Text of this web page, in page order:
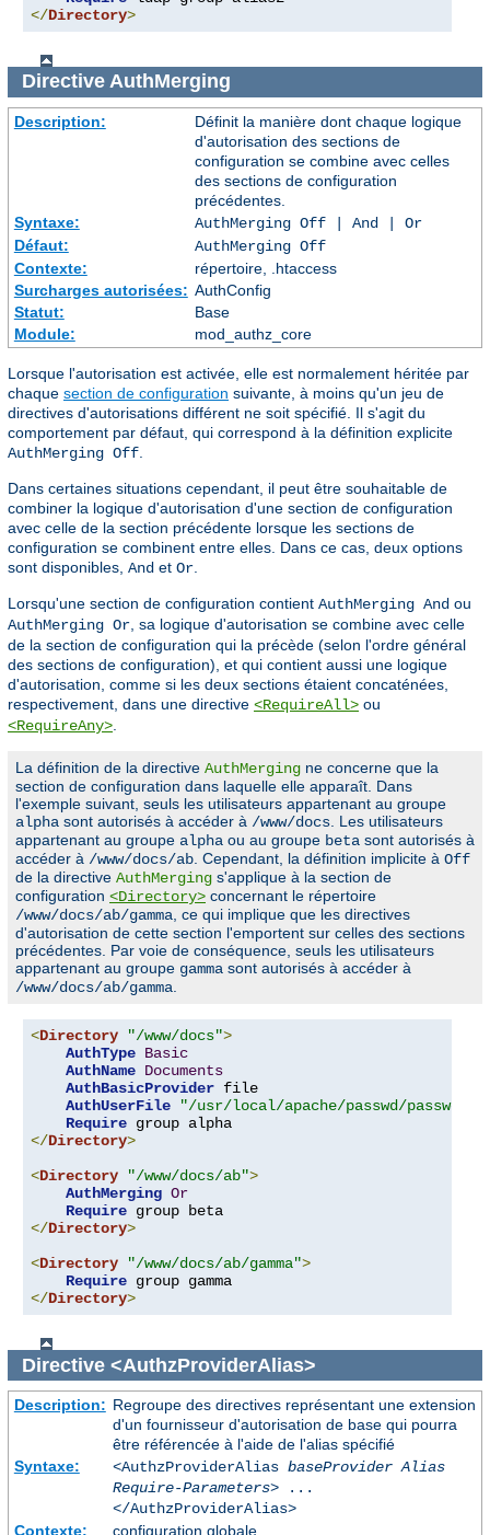
</Directory>
Directive AuthMerging
Description:
Définit la manière dont chaque logique
d'autorisation des sections de
configuration se combine avec celles
des sections de configuration
précédentes.
Syntaxe:
AuthMerging Off | And | Or
Défaut:
AuthMerging Off
Contexte:
répertoire, .htaccess
Surcharges autorisées: AuthConfig
Statut:
Base
Module:
mod_authz_core
Lorsque l'autorisation est activée, elle est normalement héritée par
chaque section de configuration suivante, à moins qu'un jeu de
directives d'autorisations différent ne soit spécifié. Il s'agit du
comportement par défaut, qui correspond à la définition explicite
AuthMerging Off
Dans certaines situations cependant, il peut être souhaitable de
combiner la logique d'autorisation d'une section de configuration
avec celle de la section précédente lorsque les sections de
configuration se combinent entre elles. Dans ce cas, deux options
sont disponibles, And et Or
Lorsqu'une section de configuration contient AuthMerging And ou
AuthMerging Or , sa logique d'autorisation se combine avec celle
de la section de configuration qui la précède (selon l'ordre général
des sections de configuration), et qui contient aussi une logique
d'autorisation, comme si les deux sections étaient concaténées,
respectivement, dans une directive <RequireAll> ou
<RequireAny>
La définition de la directive AuthMerging ne concerne que la
section de configuration dans laquelle elle apparaît. Dans
l'exemple suivant, seuls les utilisateurs appartenant au groupe
alpha sont autorisés à accéder à /www/docs . Les utilisateurs
appartenant au groupe alpha ou au groupe beta sont autorisés à
accéder à /www/docs/ab . Cependant, la définition implicite à Off
de la directive AuthMerging s'applique à la section de
configuration <Directory> concernant le répertoire
/www/docs/ab/gamma , ce qui implique que les directives
d'autorisation de cette section l'emportent sur celles des sections
précédentes. Par voie de conséquence, seuls les utilisateurs
appartenant au groupe gamma sont autorisés à accéder à
/www/docs/ab/gamma
<Directory "/www/docs">
AuthType Basic
AuthName Documents
AuthBasicProvider file
AuthUserFile
"/usr/local/apache/passwd/
Require
</Directory>
<Directory "/www/docs/ab">
AuthMerging Or
Require
</Directory>
<Directory "/www/docs/ab/gamma">
Require
</Directory>
Directive <AuthzProviderAlias>
Description: Regroupe des directives représentant une extension
d'un fournisseur d'autorisation de base qui pourra
être référencée à l'aide de l'alias spécifié
Syntaxe:
<AuthzProviderAlias baseProvider Alias
Require-Parameters> ...
</AuthzProviderAlias>
Contexte:
configuration globale